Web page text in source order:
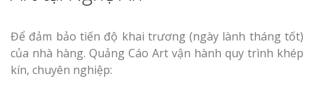
Để đảm bảo tiến độ khai trương (ngày lành tháng tốt)
của nhà hàng. Quảng Cáo Art vận hành quy trình khép
kín, chuyên nghiệp: